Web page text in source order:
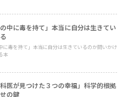
中に毒を持て」本当に自分は生きてい
に毒を持て」本当に自分は生きているのか問いかけ
本
医が見つけた３つの幸福」科学的根拠
の鍵